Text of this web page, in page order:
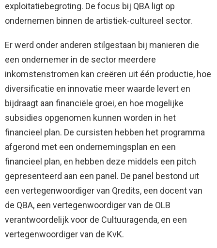
exploitatiebegroting. De focus bij QBA ligt op
ondernemen binnen de artistiek-cultureel sector.
Er werd onder anderen stilgestaan bij manieren die
een ondernemer in de sector meerdere
inkomstenstromen kan creëren uit één productie, hoe
diversificatie en innovatie meer waarde levert en
bijdraagt aan financiële groei, en hoe mogelijke
subsidies opgenomen kunnen worden in het
financieel plan. De cursisten hebben het programma
afgerond met een ondernemingsplan en een
financieel plan, en hebben deze middels een pitch
gepresenteerd aan een panel. De panel bestond uit
een vertegenwoordiger van Qredits, een docent van
de QBA, een vertegenwoordiger van de OLB
verantwoordelijk voor de Cultuuragenda, en een
vertegenwoordiger van de KvK.